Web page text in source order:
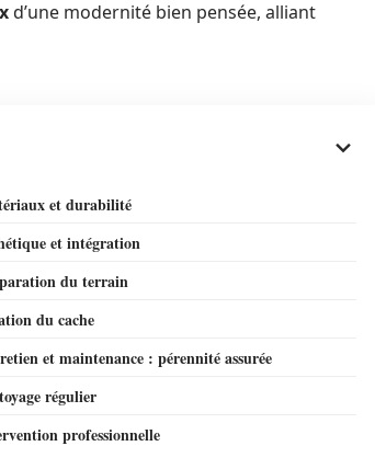
d’une modernité bien pensée, alliant
et durabilité
et intégration
du terrain
du cache
et maintenance : pérennité assurée
régulier
professionnelle